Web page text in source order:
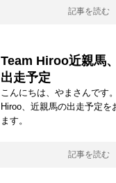
記事を読む
Team Hiroo近親馬
出走予定
こんにちは、やまさんです
Hiroo、近親馬の出走予定を
ます。
記事を読む